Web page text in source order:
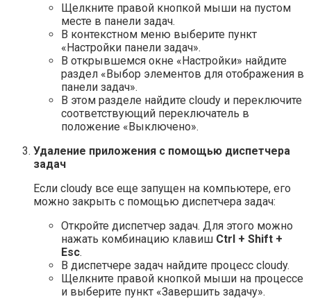
Щелкните правой кнопкой мыши на пустом
месте в панели задач.
В контекстном меню выберите пункт
«Настройки панели задач».
В открывшемся окне «Настройки» найдите
раздел «Выбор элементов для отображения в
панели задач».
В этом разделе найдите cloudy и переключите
соответствующий переключатель в
положение «Выключено».
Удаление приложения с помощью диспетчера
задач
Если cloudy все еще запущен на компьютере, его
можно закрыть с помощью диспетчера задач:
Откройте диспетчер задач. Для этого можно
нажать комбинацию клавиш Ctrl + Shift +
Esc.
В диспетчере задач найдите процесс cloudy.
Щелкните правой кнопкой мыши на процессе
и выберите пункт «Завершить задачу».